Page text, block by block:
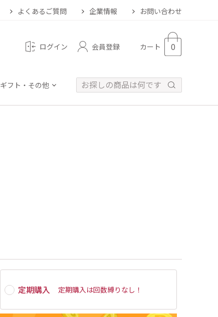
ログイン 会員登録 カート 0
ギフト・その他
よくあるご質問 企業情報 お問い合わせ
定期購入 定期購入は回数縛りなし ！